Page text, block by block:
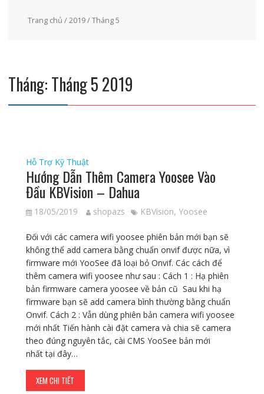
Trang chủ /2019/ Tháng 5
Tháng:Tháng 5 2019
Hỗ Trợ Kỹ Thuật
Hướng Dẫn Thêm Camera Yoosee Vào
Đầu KBVision – Dahua
18/05/2019 shopazs KBVision, Yoosee
Đối với các camera wifi yoosee phiên bản mới bạn sẽ
không thể add camera bằng chuẩn onvif được nữa, vì
firmware mới YooSee đã loại bỏ Onvif. Các cách để
thêm camera wifi yoosee như sau : Cách 1 : Hạ phiên
bản firmware camera yoosee về bản cũ Sau khi hạ
firmware bạn sẽ add camera bình thường bằng chuẩn
Onvif. Cách 2 : Vẫn dùng phiên bản camera wifi yoosee
mới nhất Tiến hành cài đặt camera và chia sẽ camera
theo đúng nguyên tắc, cài CMS YooSee bản mới
nhất tại đây…
XEM CHI TIẾT